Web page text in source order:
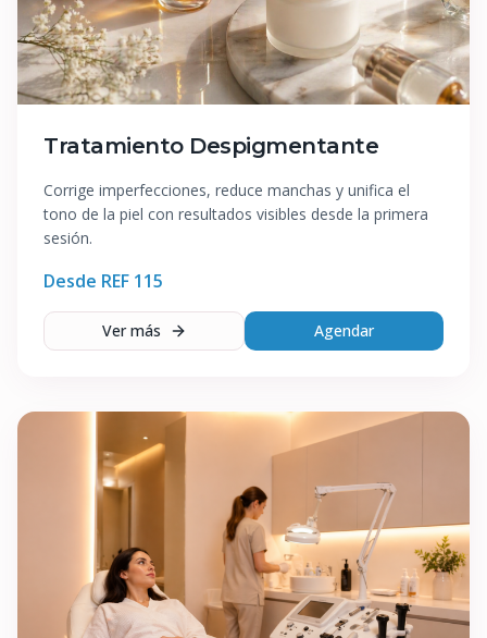
Tratamiento Despigmentante
Corrige imperfecciones, reduce manchas y unifica el
tono de la piel con resultados visibles desde la primera
sesión.
Desde REF 115
Ver más Agendar